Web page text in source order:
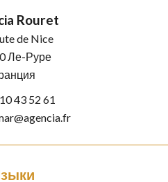
Rouret
de Nice
Ле-Руре
43 52 61